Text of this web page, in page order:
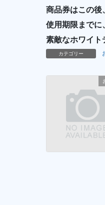
商品券はこの後
使用期限までに
素敵なホワイト
カテゴリー